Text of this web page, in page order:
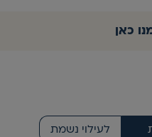
כאן
לעילוי נשמת